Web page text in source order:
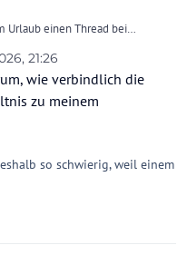
Urlaub einen Thread bei
sondern Margarine am
Nutze die Rubrik Fragen
die Gäste, bevor du hier ein
du bittest freundlich den
zu bringen .
21:26
wie verbindlich die
zu meinem
so schwierig, weil einem